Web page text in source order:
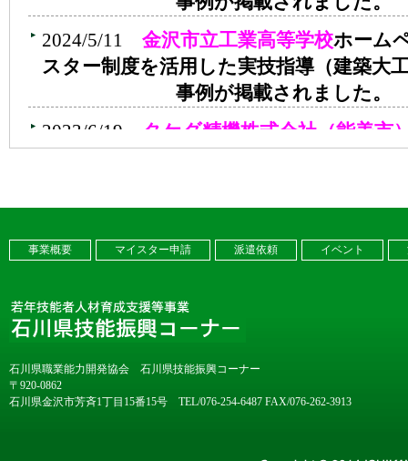
事業概要 マイスター申請 派遣依頼 イベント
石川県職業能力開発協会 石川県技能振興コーナー
〒920-0862
石川県金沢市芳斉1丁目15番15号 TEL/076-254-6487 FAX/076-262-3913